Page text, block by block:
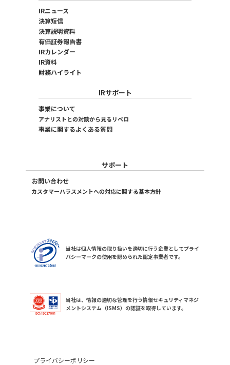
IRニュース
決算短信
決算説明資料
有価証券報告書
IRカレンダー
IR資料
財務ハイライト
IRサポート
事業について
アナリストとの対談から見るリベロ
事業に関するよくある質問
サポート
お問い合わせ
カスタマーハラスメントへの対応に関する基本方針
当社は個人情報の取り扱いを適切に行う企業としてプライ
バシーマークの使用を認められた認定事業者です。
当社は、情報の適切な管理を行う情報セキュリティマネジ
メントシステム（ISMS）の認証を取得しています。
プライバシーポリシー